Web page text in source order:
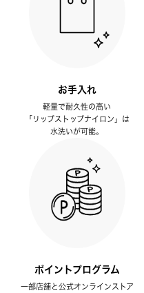
お手入れ
軽量で耐久性の高い
「リップストップナイロン」は
水洗いが可能。
ポイントプログラム
一部店舗と公式オンラインストア